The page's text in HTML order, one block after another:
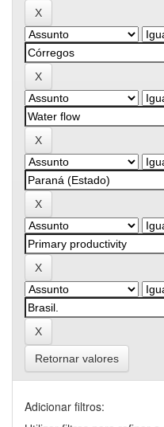
Retornar valores
Adicionar filtros: